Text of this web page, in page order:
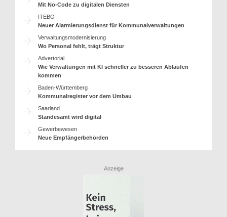
Mit No-Code zu digitalen Diensten
ITEBO
Neuer Alarmierungsdienst für Kommunalverwaltungen
Verwaltungsmodernisierung
Wo Personal fehlt, trägt Struktur
Advertorial
Wie Verwaltungen mit KI schneller zu besseren Abläufen
kommen
Baden-Württemberg
Kommunalregister vor dem Umbau
Saarland
Standesamt wird digital
Gewerbewesen
Neue Empfängerbehörden
Anzeige